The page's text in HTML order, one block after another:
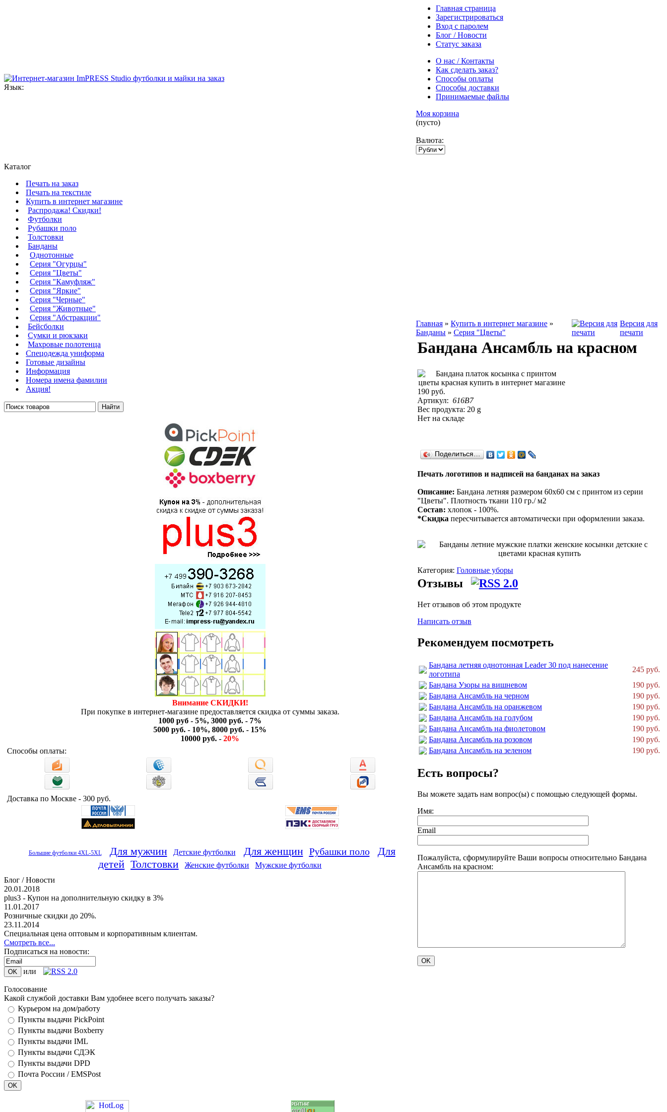
Язык:
Главная страница
Зарегистрироваться
Вход с паролем
Блог / Новости
Статус заказа
О нас / Контакты
Как сделать заказ?
Способы оплаты
Способы доставки
Принимаемые файлы
Моя корзина
(пусто)
Валюта:
Каталог
Печать на заказ
Печать на текстиле
Купить в интернет магазине
Распродажа! Скидки!
Футболки
Рубашки поло
Толстовки
Банданы
Однотонные
Серия "Огурцы"
Серия "Цветы"
Серия "Камуфляж"
Серия "Яркие"
Серия "Черные"
Серия "Животные"
Серия "Абстракции"
Бейсболки
Сумки и рюкзаки
Махровые полотенца
Cпецодежда униформа
Готовые дизайны
Информация
Номера имена фамилии
Акция!
Внимание СКИДКИ!
При покупке в интернет-магазине предоставляется скидка от суммы заказа.
1000 руб - 5%, 3000 руб. - 7%
5000 руб. - 10%, 8000 руб. - 15%
10000 руб. - 20%
Способы оплаты:
Доставка по Москве - 300 руб.
Большие футболки 4XL-5XL Для мужчин Детские футболки Для женщин Рубашки поло
Для
детей Толстовки Женские футболки
Мужские футболки
Блог / Новости
20.01.2018
plus3 - Купон на дополнительную скидку в 3%
11.01.2017
Розничные скидки до 20%.
23.11.2014
Специальная цена оптовым и корпоративным клиентам.
Смотреть все...
Подписаться на новости:
или
Голосование
Какой службой доставки Вам удобнее всего получать заказы?
Курьером на дом/работу
Пункты выдачи PickPoint
Пункты выдачи Boxberry
Пункты выдачи IML
Пункты выдачи СДЭК
Пункты выдачи DPD
Почта России / EMSPost
Главная » Купить в интернет магазине »
Банданы » Серия "Цветы"
Версия для
печати
Бандана Ансамбль на красном
190 руб.
Артикул: 616B7
Вес продукта: 20 g
Нет на складе
Поделиться…
Печать логотипов и надписей на банданах на заказ
Описание: Бандана летняя размером 60х60 см с принтом из серии
"Цветы". Плотность ткани 110 гр./ м2
Состав: хлопок - 100%.
*Скидка пересчитывается автоматически при оформлении заказа.
Категория: Головные уборы
Отзывы
Нет отзывов об этом продукте
Написать отзыв
Рекомендуем посмотреть
Бандана летняя однотонная Leader 30 под нанесение
логотипа
245 руб.
Бандана Узоры на вишневом
190 руб.
Бандана Ансамбль на черном
190 руб.
Бандана Ансамбль на оранжевом
190 руб.
Бандана Ансамбль на голубом
190 руб.
Бандана Ансамбль на фиолетовом
190 руб.
Бандана Ансамбль на розовом
190 руб.
Бандана Ансамбль на зеленом
190 руб.
Есть вопросы?
Вы можете задать нам вопрос(ы) с помощью следующей формы.
Имя:
Email
Пожалуйста, сформулируйте Ваши вопросы относительно Бандана
Ансамбль на красном: